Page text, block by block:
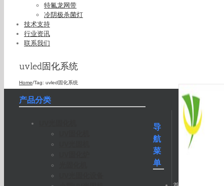
特氟龙网带
冷阴极杀菌灯
技术支持
行业资讯
联系我们
uvled固化系统
Home/Tag: uvled固化系统
产品分类
导
航
菜
单